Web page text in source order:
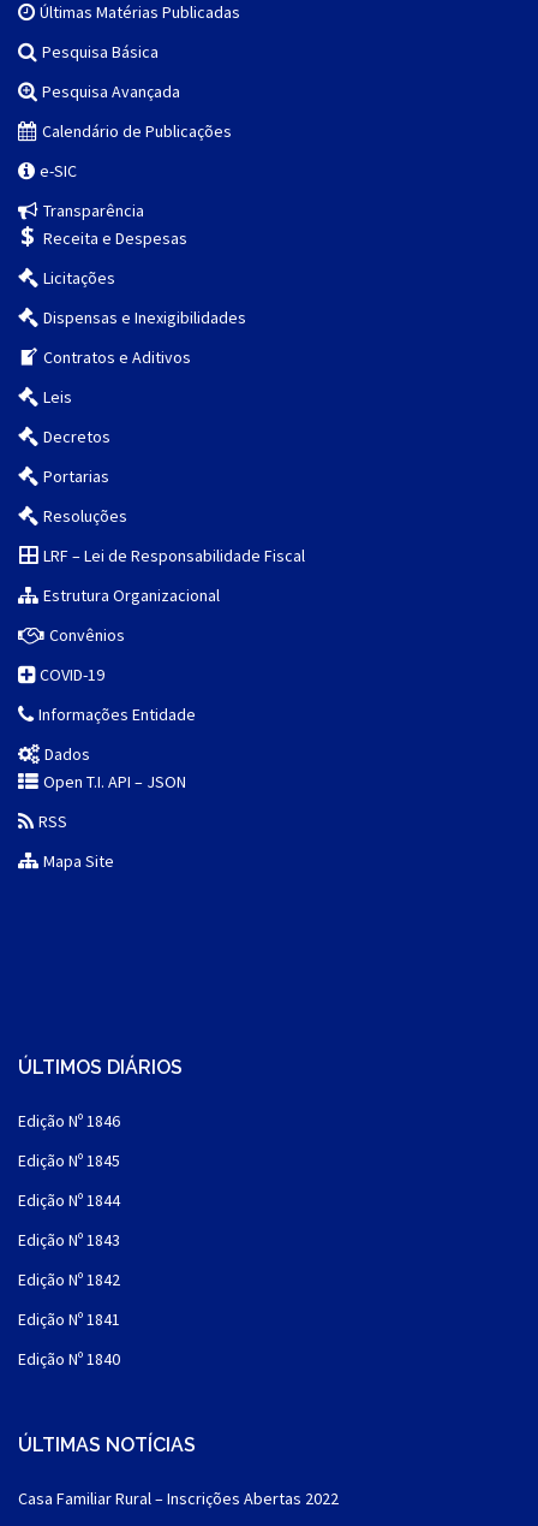
Últimas Matérias Publicadas
Pesquisa Básica
Pesquisa Avançada
Calendário de Publicações
e-SIC
Transparência
Receita e Despesas
Licitações
Dispensas e Inexigibilidades
Contratos e Aditivos
Leis
Decretos
Portarias
Resoluções
LRF – Lei de Responsabilidade Fiscal
Estrutura Organizacional
Convênios
COVID-19
Informações Entidade
Dados
Open T.I. API – JSON
RSS
Mapa Site
ÚLTIMOS DIÁRIOS
Edição Nº 1846
Edição Nº 1845
Edição Nº 1844
Edição Nº 1843
Edição Nº 1842
Edição Nº 1841
Edição Nº 1840
ÚLTIMAS NOTÍCIAS
Casa Familiar Rural – Inscrições Abertas 2022